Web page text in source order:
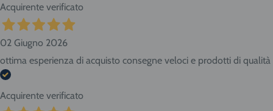
Acquirente verificato
02 Giugno 2026
ottima esperienza di acquisto consegne veloci e prodotti di qualità
Acquirente verificato